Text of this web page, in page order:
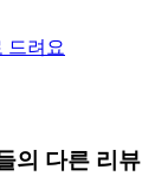
드려요
의 다른 리뷰